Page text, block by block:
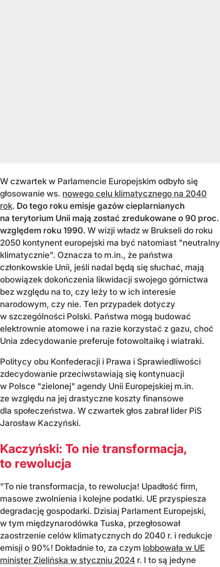
W czwartek w Parlamencie Europejskim odbyło się
głosowanie ws. nowego celu klimatycznego na 2040
rok. Do tego roku emisje gazów cieplarnianych
na terytorium Unii mają zostać zredukowane o 90 proc.
względem roku 1990. W wizji władz w Brukseli do roku
2050 kontynent europejski ma być natomiast "neutralny
klimatycznie". Oznacza to m.in., że państwa
członkowskie Unii, jeśli nadal będą się słuchać, mają
obowiązek dokończenia likwidacji swojego górnictwa
bez względu na to, czy leży to w ich interesie
narodowym, czy nie. Ten przypadek dotyczy
w szczególności Polski. Państwa mogą budować
elektrownie atomowe i na razie korzystać z gazu, choć
Unia zdecydowanie preferuje fotowoltaikę i wiatraki.
Politycy obu Konfederacji i Prawa i Sprawiedliwości
zdecydowanie przeciwstawiają się kontynuacji
w Polsce "zielonej" agendy Unii Europejskiej m.in.
ze względu na jej drastyczne koszty finansowe
dla społeczeństwa. W czwartek głos zabrał lider PiS
Jarosław Kaczyński.
Kaczyński: To nie transformacja,
to rewolucja
"To nie transformacja, to rewolucja! Upadłość firm,
masowe zwolnienia i kolejne podatki. UE przyspiesza
degradację gospodarki. Dzisiaj Parlament Europejski,
w tym międzynarodówka Tuska, przegłosował
zaostrzenie celów klimatycznych do 2040 r. i redukcje
emisji o 90%! Dokładnie to, za czym lobbowała w UE
minister Zielińska w styczniu 2024 r. I to są jedyne